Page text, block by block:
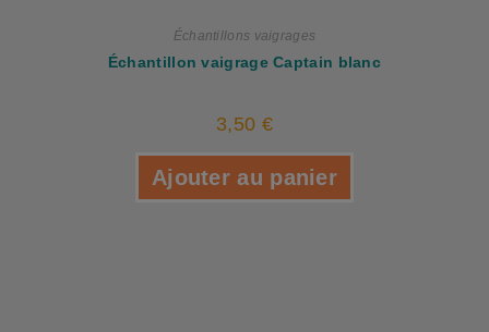
Échantillons vaigrages
Échantillon vaigrage Captain blanc
3,50 €
Ajouter au panier